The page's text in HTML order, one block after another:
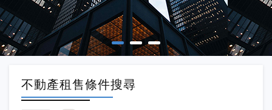
不動產租售條件搜尋